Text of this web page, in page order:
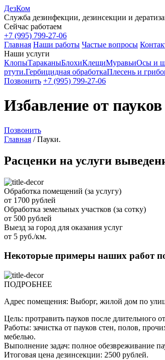
ДезКом
Служба дезинфекции, дезинсекции и
Сейчас работаем
+7 (995) 799-27-06
Главная Наши работы Частые вопросы
Наши услуги
КлопыТараканыБлохиКлещиМуравьиОсы и
ртути.Гербицидная обработкаПлесень и
Позвонить +7 (995) 799-27-06
Избавление от
Позвонить
Главная /Пауки.
Расценки на услуги
Обработка помещений (за услугу)
от 1700 рублей
Обработка земельных участков (за сотку)
от 500 рублей
Выезд за город для оказания услуг
от 5 руб./км.
Некоторые примеры наших работ
ПОДРОБНЕЕ
Адрес помещения: Выборг, жилой дом по
Цель: протравить пауков после длительного
Работы: зачистка от пауков стен, полов,
мебелью.
Выполнение задач: полное обезвреживание
Итоговая цена дезинсекции: 2500 рублей.